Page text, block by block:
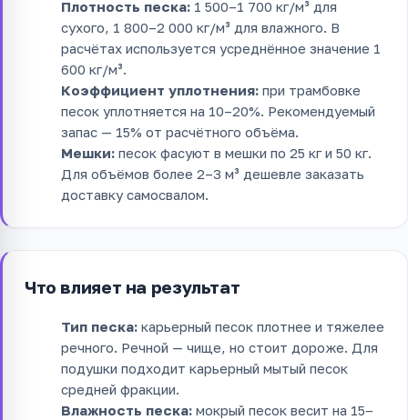
Плотность песка: 1 500–1 700 кг/м³ для
сухого, 1 800–2 000 кг/м³ для влажного. В
расчётах используется усреднённое значение 1
600 кг/м³.
Коэффициент уплотнения: при трамбовке
песок уплотняется на 10–20%. Рекомендуемый
запас — 15% от расчётного объёма.
Мешки: песок фасуют в мешки по 25 кг и 50 кг.
Для объёмов более 2–3 м³ дешевле заказать
доставку самосвалом.
Что влияет на результат
Тип песка: карьерный песок плотнее и тяжелее
речного. Речной — чище, но стоит дороже. Для
подушки подходит карьерный мытый песок
средней фракции.
Влажность песка: мокрый песок весит на 15–